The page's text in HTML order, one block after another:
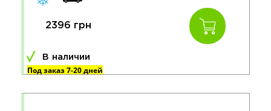
2396 грн
В наличии
Под заказ 7-20 дней